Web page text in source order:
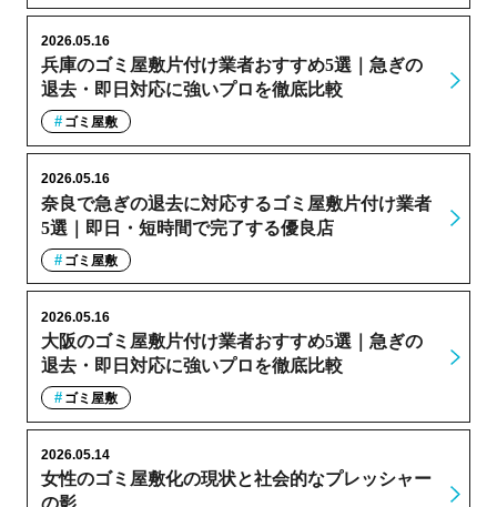
兵庫のゴミ屋敷片付け業者おすすめ5選｜急ぎの
退去・即日対応に強いプロを徹底比較
2026.05.16
ゴミ屋敷
奈良で急ぎの退去に対応するゴミ屋敷片付け業者
5選｜即日・短時間で完了する優良店
2026.05.16
ゴミ屋敷
大阪のゴミ屋敷片付け業者おすすめ5選｜急ぎの
退去・即日対応に強いプロを徹底比較
2026.05.16
ゴミ屋敷
女性のゴミ屋敷化の現状と社会的なプレッシャー
2026.05.14